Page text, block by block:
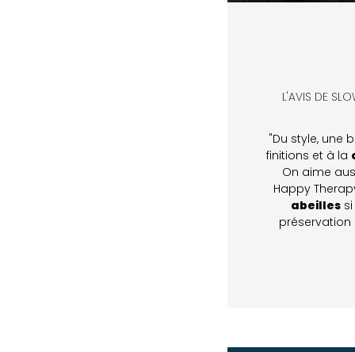
L'AVIS DE
"Du style, une
finitions et à la
On aime
Happy
abeillessi